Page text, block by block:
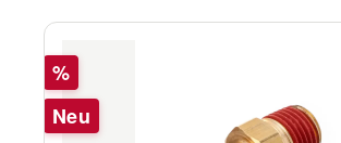
Rabatt
%
Neu